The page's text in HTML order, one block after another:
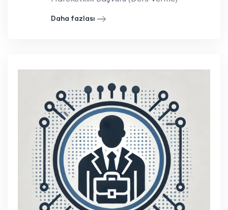
Daha fazlası